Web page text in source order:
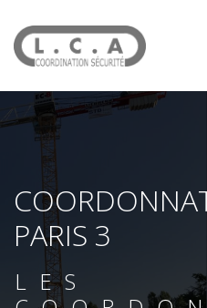
PARIS 3
LES